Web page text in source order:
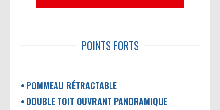
POINTS FORTS
POMMEAU RÉTRACTABLE
DOUBLE TOIT OUVRANT PANORAMIQUE